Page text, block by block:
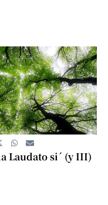
Laudato si´ (y III)